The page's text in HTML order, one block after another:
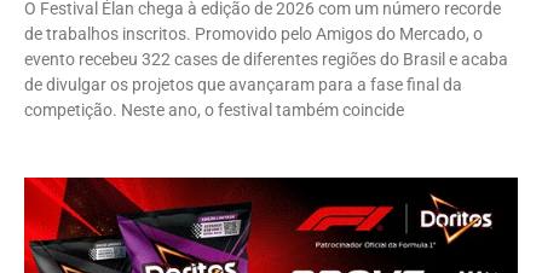
O Festival Élan chega à edição de 2026 com um número recorde
de trabalhos inscritos. Promovido pelo Amigos do Mercado, o
evento recebeu 322 cases de diferentes regiões do Brasil e acaba
de divulgar os projetos que avançaram para a fase final da
competição. Neste ano, o festival também coincide